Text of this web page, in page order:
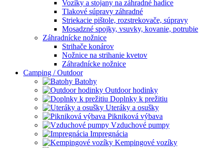
Vozíky a stojany na záhradné hadice
Tlakové súpravy záhradné
Striekacie pištole, rozstrekovače, súpravy
Mosadzné spojky, vsuvky, kovanie, potrubie
Záhradnícke nožnice
Strihače konárov
Nožnice na strihanie kvetov
Záhradnícke nožnice
Camping / Outdoor
Batohy
Outdoor hodinky
Doplnky k prežitiu
Uteráky a osušky
Pikniková výbava
Vzduchové pumpy
Impregnácia
Kempingové vozíky